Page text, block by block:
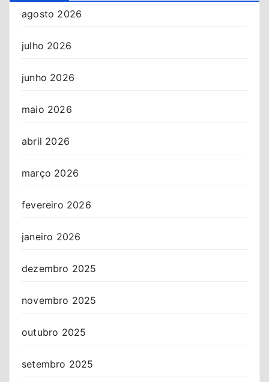
agosto 2026
julho 2026
junho 2026
maio 2026
abril 2026
março 2026
fevereiro 2026
janeiro 2026
dezembro 2025
novembro 2025
outubro 2025
setembro 2025